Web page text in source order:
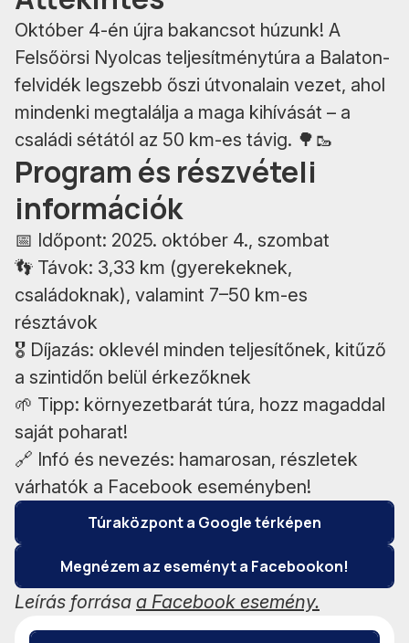
Október 4-én újra bakancsot húzunk! A
Felsőörsi Nyolcas teljesítménytúra a Balaton-
felvidék legszebb őszi útvonalain vezet, ahol
mindenki megtalálja a maga kihívását – a
családi sétától az 50 km-es távig. 🌳🥾
Program és részvételi
információk
📅 Időpont: 2025. október 4., szombat
👣 Távok: 3,33 km (gyerekeknek,
családoknak), valamint 7–50 km-es
résztávok
🎖️ Díjazás: oklevél minden teljesítőnek, kitűző
a szintidőn belül érkezőknek
🌱 Tipp: környezetbarát túra, hozz magaddal
saját poharat!
🔗 Infó és nevezés: hamarosan, részletek
várhatók a Facebook eseményben!
Túraközpont a Google térképen
Megnézem az eseményt a Facebookon!
Leírás forrása a Facebook esemény.